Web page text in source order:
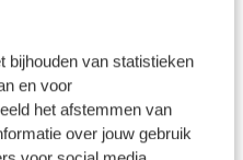
bijhouden van statistieken
en voor
het afstemmen van
over jouw gebruik